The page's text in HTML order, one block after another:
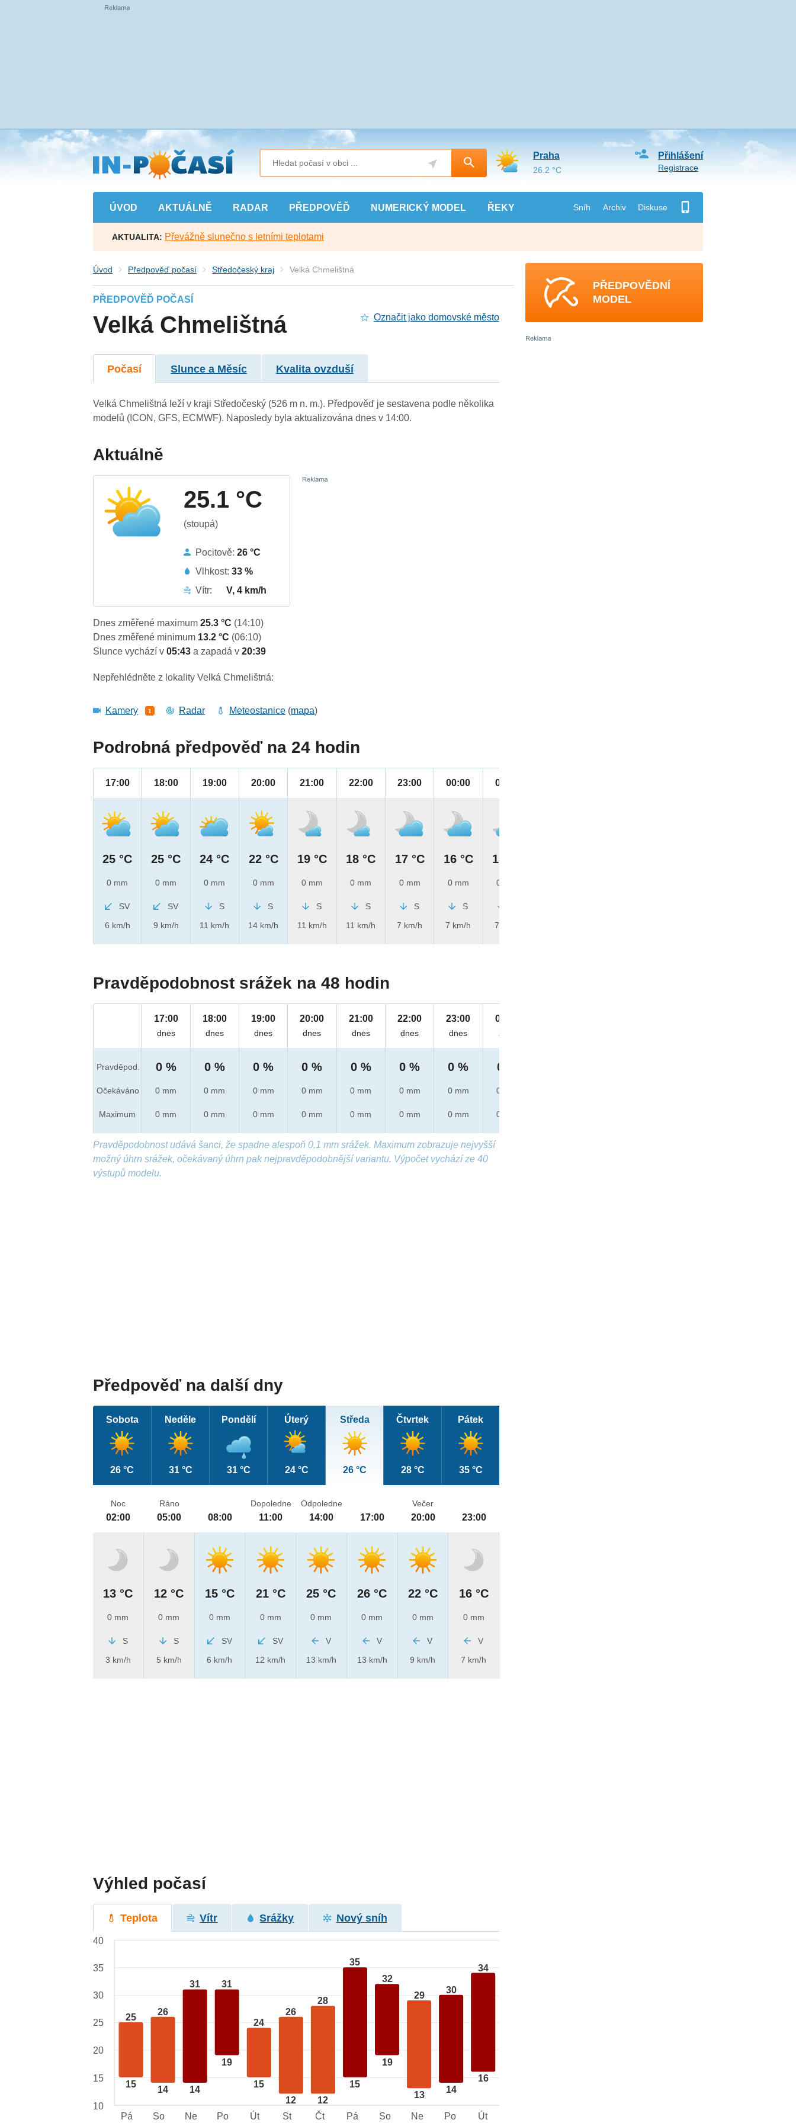
Přejít
na
hlavní
obsah
ÚVOD AKTUÁLNĚ RADAR PŘEDPOVĚĎ NUMERICKÝ MODEL ŘEKY Sníh Archiv Diskuse
Přihlášení
Registrace
Praha
26.2 °C
AKTUALITA: Převážně slunečno s letními teplotami
Úvod Předpověď počasí Středočeský kraj Velká Chmelištná
PŘEDPOVĚĎ POČASÍ
Velká Chmelištná Označit jako domovské město
Počasí Slunce a Měsíc Kvalita ovzduší
Velká Chmelištná leží v kraji Středočeský (526 m n. m.). Předpověď je sestavena podle několika
modelů (ICON, GFS, ECMWF). Naposledy byla aktualizována dnes v 14:00.
Aktuálně
25.1 °C
(stoupá)
Pocitově:26 °C
Vlhkost:33 %
Vítr:
V, 4 km/h
Dnes změřené maximum25.3 °C (14:10)
Dnes změřené minimum 13.2 °C (06:10)
Slunce vychází v05:43a zapadá v20:39
Nepřehlédněte z lokality Velká Chmelištná:
Kamery 1 Radar Meteostanice (mapa)
Podrobná předpověď na 24 hodin
17:00
25 °C
0 mm
SV
6 km/h
18:00
25 °C
0 mm
SV
9 km/h
19:00
24 °C
0 mm
S
11 km/h
20:00
22 °C
0 mm
S
14 km/h
21:00
19 °C
0 mm
S
11 km/h
22:00
18 °C
0 mm
S
11 km/h
23:00
17 °C
0 mm
S
7 km/h
00:00
16 °C
0 mm
S
7 km/h
01:00
15 °C
0 mm
7 km/h
Pravděpodobnost srážek na 48 hodin
Pravděpod.
Očekáváno
Maximum
17:00
dnes
0 %
0 mm
0 mm
18:00
dnes
0 %
0 mm
0 mm
19:00
dnes
0 %
0 mm
0 mm
20:00
dnes
0 %
0 mm
0 mm
21:00
dnes
0 %
0 mm
0 mm
22:00
dnes
0 %
0 mm
0 mm
23:00
dnes
0 %
0 mm
0 mm
00:00
zítra
0 %
0 mm
0 mm
Pravděpodobnost udává šanci, že spadne alespoň 0,1 mm srážek. Maximum zobrazuje nejvyšší
možný úhrn srážek, očekávaný úhrn pak nejpravděpodobnější variantu. Výpočet vychází ze 40
výstupů modelu.
Předpověď na další dny
Sobota
26 °C
Neděle
31 °C
Pondělí
31 °C
Úterý
24 °C
Středa
26 °C
Čtvrtek
28 °C
Pátek
35 °C
Noc
02:00
13 °C
0 mm
S
3 km/h
Ráno
05:00
12 °C
0 mm
S
5 km/h
08:00
15 °C
0 mm
SV
6 km/h
Dopoledne
11:00
21 °C
0 mm
SV
12 km/h
Odpoledne
14:00
25 °C
0 mm
V
13 km/h
17:00
26 °C
0 mm
V
13 km/h
Večer
20:00
22 °C
0 mm
V
9 km/h
23:00
16 °C
0 mm
V
7 km/h
Výhled počasí
Teplota Vítr Srážky Nový sníh
25
15
26
14
31
14
31
19
24
15
26
12
28
12
35
15
32
19
29
13
30
14
34
16
40
35
30
25
20
15
10
Pá
So Ne Po Út St Čt Pá So Ne Po Út
PŘEDPOVĚDNÍ
MODEL